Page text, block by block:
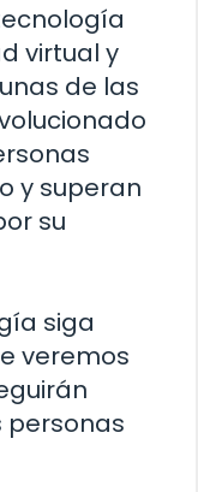
virtual y
de las
y superan
su
siga
veremos
personas